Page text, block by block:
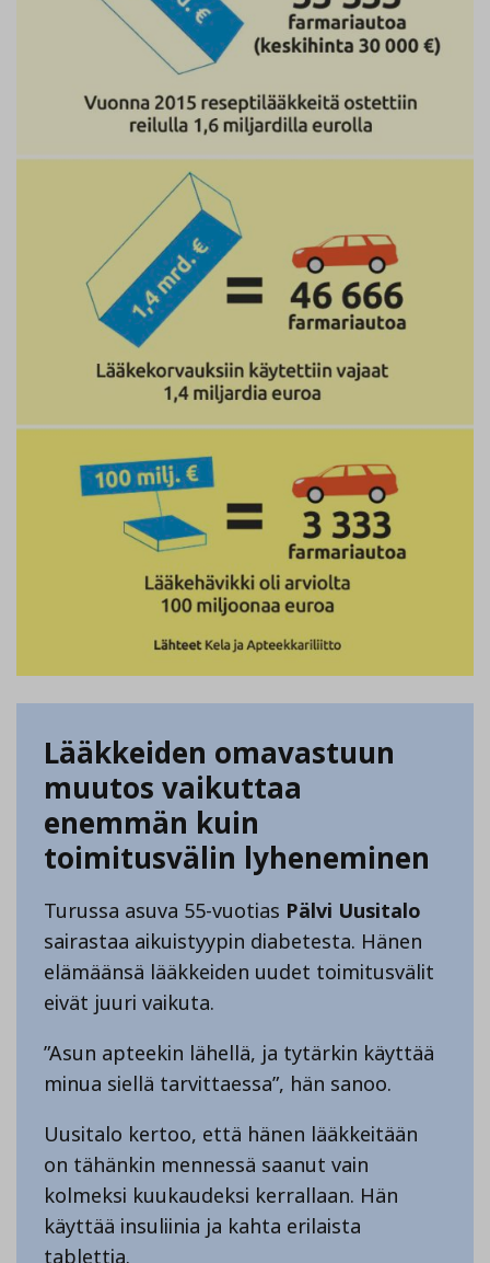
Lääkkeiden omavastuun
muutos vaikuttaa
enemmän kuin
toimitusvälin lyheneminen
Turussa asuva 55-vuotias Pälvi Uusitalo
sairastaa aikuistyypin diabetesta. Hänen
elämäänsä lääkkeiden uudet toimitusvälit
eivät juuri vaikuta.
”Asun apteekin lähellä, ja tytärkin käyttää
minua siellä tarvittaessa”, hän sanoo.
Uusitalo kertoo, että hänen lääkkeitään
on tähänkin mennessä saanut vain
kolmeksi kuukaudeksi kerrallaan. Hän
käyttää insuliinia ja kahta erilaista
tablettia.